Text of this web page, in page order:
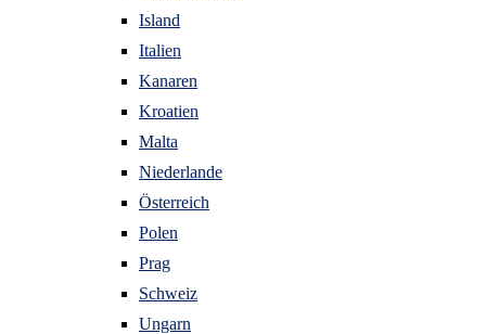
Island
Italien
Kanaren
Kroatien
Malta
Niederlande
Österreich
Polen
Prag
Schweiz
Ungarn